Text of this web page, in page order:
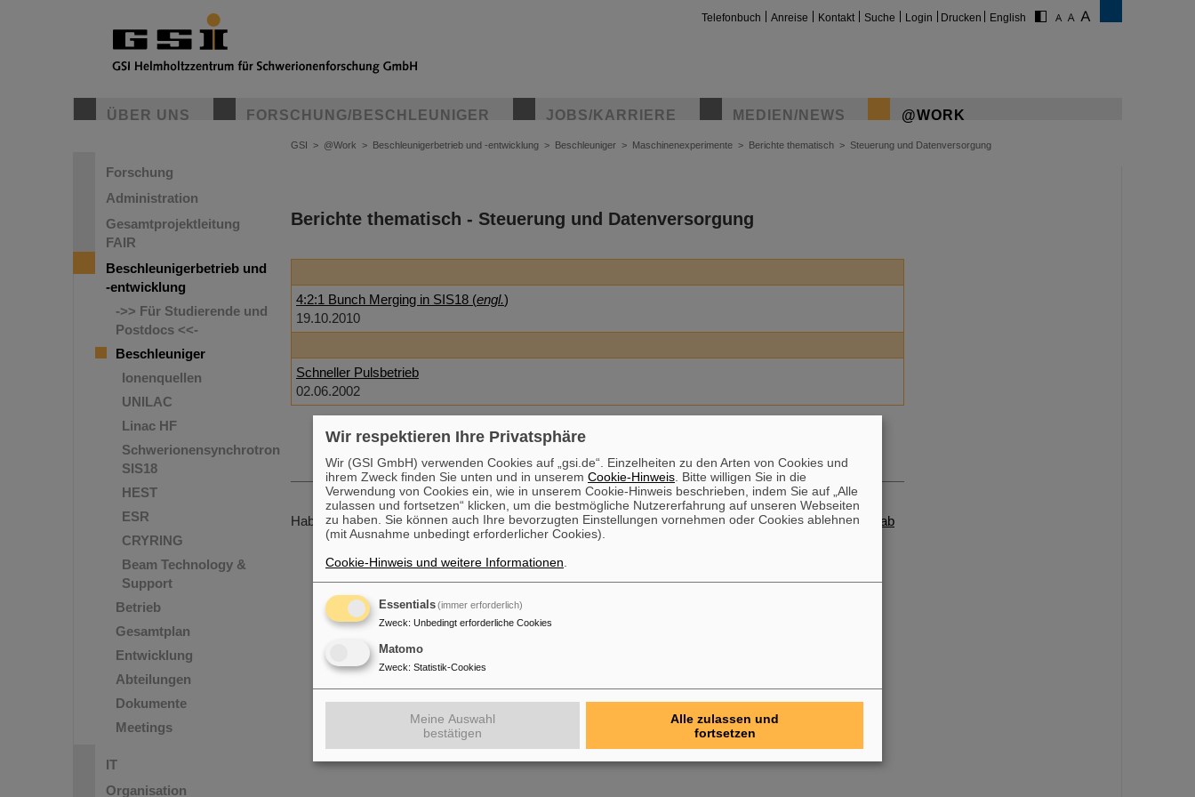
Telefonbuch Anreise Kontakt Suche Login Drucken English
ÜBER UNS FORSCHUNG/BESCHLEUNIGER JOBS/KARRIERE MEDIEN/NEWS @WORK
Forschung
Administration
Gesamtprojektleitung
FAIR
Beschleunigerbetrieb und
-entwicklung
->> Für Studierende und
Postdocs <<-
Beschleuniger
Ionenquellen
UNILAC
Linac HF
Schwerionensynchrotron
SIS18
HEST
ESR
CRYRING
Beam Technology &
Support
Betrieb
Gesamtplan
Entwicklung
Abteilungen
Dokumente
Meetings
IT
Organisation
GSI > @Work > Beschleunigerbetrieb und -entwicklung > Beschleuniger > Maschinenexperimente > Berichte thematisch > Steuerung und Datenversorgung
Berichte thematisch - Steuerung und Datenversorgung
4:2:1 Bunch Merging in SIS18 (engl.)
19.10.2010
Schneller Pulsbetrieb
02.06.2002
Haben Sie noch weiterführende Fragen oder Anmerkungen, so senden Sie bitte eine Email anP. Schwab
Wir respektieren Ihre Privatsphäre
Wir (GSI GmbH) verwenden Cookies auf „gsi.de“. Einzelheiten zu den Arten von Cookies und
ihrem Zweck finden Sie unten und in unserem Cookie-Hinweis . Bitte willigen Sie in die
Verwendung von Cookies ein, wie in unserem Cookie-Hinweis beschrieben, indem Sie auf „Alle
zulassen und fortsetzen“ klicken, um die bestmögliche Nutzererfahrung auf unseren Webseiten
zu haben. Sie können auch Ihre bevorzugten Einstellungen vornehmen oder Cookies ablehnen
(mit Ausnahme unbedingt erforderlicher Cookies).
Cookie-Hinweis und weitere Informationen
Essentials(immer erforderlich)
Zweck: Unbedingt erforderliche Cookies
Matomo
Zweck: Statistik-Cookies
Meine Auswahl
bestätigen
Alle zulassen und
fortsetzen